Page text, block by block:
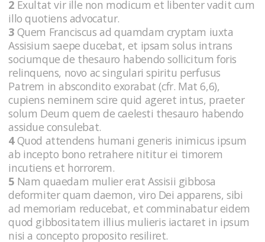
2 Exultat vir ille non modicum et libenter vadit cum
illo quotiens advocatur.
3 Quem Franciscus ad quamdam cryptam iuxta
Assisium saepe ducebat, et ipsam solus intrans
sociumque de thesauro habendo sollicitum foris
relinquens, novo ac singulari spiritu perfusus
Patrem in abscondito exorabat (cfr. Mat 6,6),
cupiens neminem scire quid ageret intus, praeter
solum Deum quem de caelesti thesauro habendo
assidue consulebat.
4Quod attendens humani generis inimicus ipsum
ab incepto bono retrahere nititur ei timorem
incutiens et horrorem.
5 Nam quaedam mulier erat Assisii gibbosa
deformiter quam daemon, viro Dei apparens, sibi
ad memoriam reducebat, et comminabatur eidem
quod gibbositatem illius mulieris iactaret in ipsum
nisi a concepto proposito resiliret.